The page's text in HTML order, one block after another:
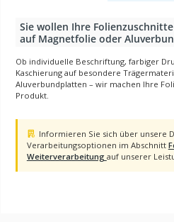
Sie wollen Ihre
auf Magnetfolie oder
Ob individuelle Beschriftung, farbiger
Kaschierung auf besondere
Aluverbundplatten – wir machen Ihre
Produkt.
Hinweis zu Foliendruck und
Informieren Sie sich über unsere
Verarbeitungsoptionen im Abschnitt
Weiterverarbeitung auf unserer